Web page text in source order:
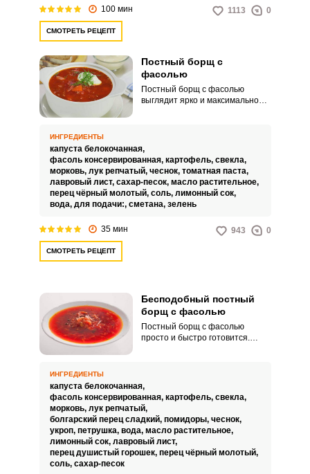
100 мин 1113 0
СМОТРЕТЬ РЕЦЕПТ
Постный борщ с
фасолью
Постный борщ с фасолью
выглядит ярко и максимально
наваристым и сытным.
ИНГРЕДИЕНТЫ
капуста белокочанная,
фасоль консервированная, картофель, свекла,
морковь, лук репчатый, чеснок, томатная паста,
лавровый лист, сахар-песок, масло растительное,
перец чёрный молотый, соль, лимонный сок,
вода, для подачи:, сметана, зелень
35 мин 943 0
СМОТРЕТЬ РЕЦЕПТ
Бесподобный постный
борщ с фасолью
Постный борщ с фасолью
просто и быстро готовится.
ИНГРЕДИЕНТЫ
капуста белокочанная,
фасоль консервированная, картофель, свекла,
морковь, лук репчатый,
болгарский перец сладкий, помидоры, чеснок,
укроп, петрушка, вода, масло растительное,
лимонный сок, лавровый лист,
перец душистый горошек, перец чёрный молотый,
соль, сахар-песок
ВХОД НА САЙТ РЕГИСТРАЦИЯ
с помощью социальных сетей:
или